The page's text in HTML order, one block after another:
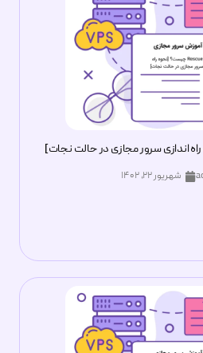
۲۲, ۱۴۰۲